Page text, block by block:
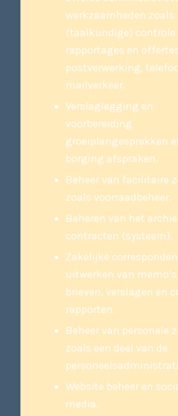
werkzaamheden zoals
(taalkundige) controle
rapportages en
postverwerking,
mailverkeer.
Verslaglegging en
voorbereiding
groeiplangesprekken
borging afspraken.
Beheer van facilitaire
zoals voorraadbeheer.
Beheren van het
contracten (systeem).
Zakelijke
uitwerken van memo’s,
brieven, verslagen en
rapporten.
Beheer van personele
zoals een deel van de
Website beheer en
media.